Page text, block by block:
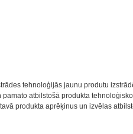
tehnoloģijās jaunu produtu
atbilstošā produkta
produkta aprēķinus un izvēlas